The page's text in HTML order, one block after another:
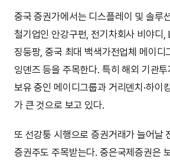
중국 증권가에서는 디스플레이 및 솔루
철기업인 안강구펀, 전기차회사 비야디
징둥팡, 중국 최대 백색가전업체 메이디
잉뎬즈 등을 주목한다. 특히 해외 기관
보유 중인 메이디그룹과 거리뎬치·하이
가 큰 것으로 보고 있다.
또 선강퉁 시행으로 증권거래가 늘어날
증권주도 주목받는다. 중은국제증권은